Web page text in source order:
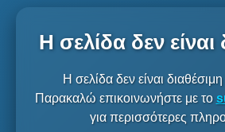
Η σελίδα δεν είναι
Η σελίδα δεν είναι
Παρακαλώ επικοινωνήστε με το
για περισσότερες